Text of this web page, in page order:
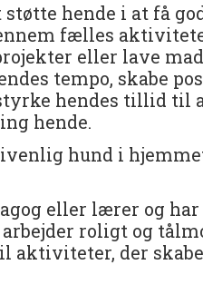
hende i at få
fælles
eller lave
tempo, skabe
hendes tillid til
hende.
hund i
eller lærer og
arbejder roligt og
der